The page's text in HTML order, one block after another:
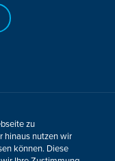
zu
hinaus nutzen wir
können. Diese